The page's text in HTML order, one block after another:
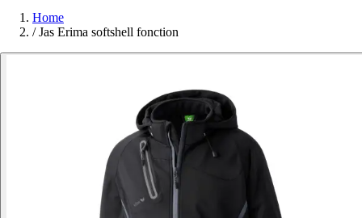
Home
/ Jas Erima softshell fonction